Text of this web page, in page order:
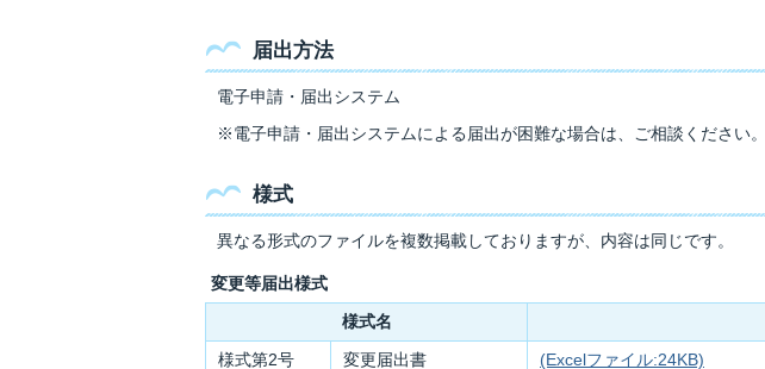
届出方法
電子申請・届出システム
※電子申請・届出システムによる届出が困難な場合は、ご相談ください。
様式
異なる形式のファイルを複数掲載しておりますが、内容は同じです。
変更等届出様式
様式名
様式第2号
変更届出書 (Excelファイル:24KB)